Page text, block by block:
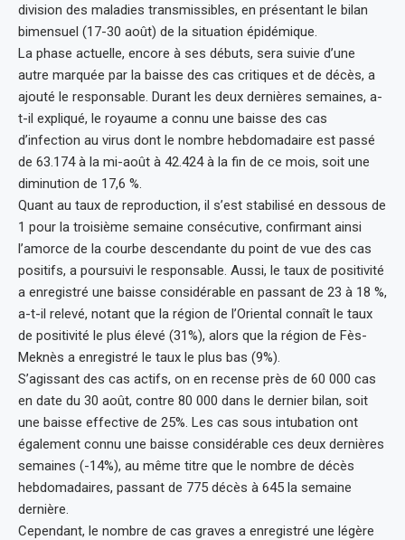
division des maladies transmissibles, en présentant le bilan
bimensuel (17-30 août) de la situation épidémique.
La phase actuelle, encore à ses débuts, sera suivie d’une
autre marquée par la baisse des cas critiques et de décès, a
ajouté le responsable. Durant les deux dernières semaines, a-
t-il expliqué, le royaume a connu une baisse des cas
d’infection au virus dont le nombre hebdomadaire est passé
de 63.174 à la mi-août à 42.424 à la fin de ce mois, soit une
diminution de 17,6 %.
Quant au taux de reproduction, il s’est stabilisé en dessous de
1 pour la troisième semaine consécutive, confirmant ainsi
l’amorce de la courbe descendante du point de vue des cas
positifs, a poursuivi le responsable. Aussi, le taux de positivité
a enregistré une baisse considérable en passant de 23 à 18 %,
a-t-il relevé, notant que la région de l’Oriental connaît le taux
de positivité le plus élevé (31%), alors que la région de Fès-
Meknès a enregistré le taux le plus bas (9%).
S’agissant des cas actifs, on en recense près de 60 000 cas
en date du 30 août, contre 80 000 dans le dernier bilan, soit
une baisse effective de 25%. Les cas sous intubation ont
également connu une baisse considérable ces deux dernières
semaines (-14%), au même titre que le nombre de décès
hebdomadaires, passant de 775 décès à 645 la semaine
dernière.
Cependant, le nombre de cas graves a enregistré une légère